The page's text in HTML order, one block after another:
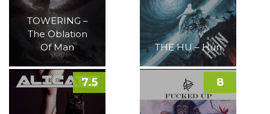
TOWERING –
The Oblation
Of Man
THE HU – Hun
7.5 8